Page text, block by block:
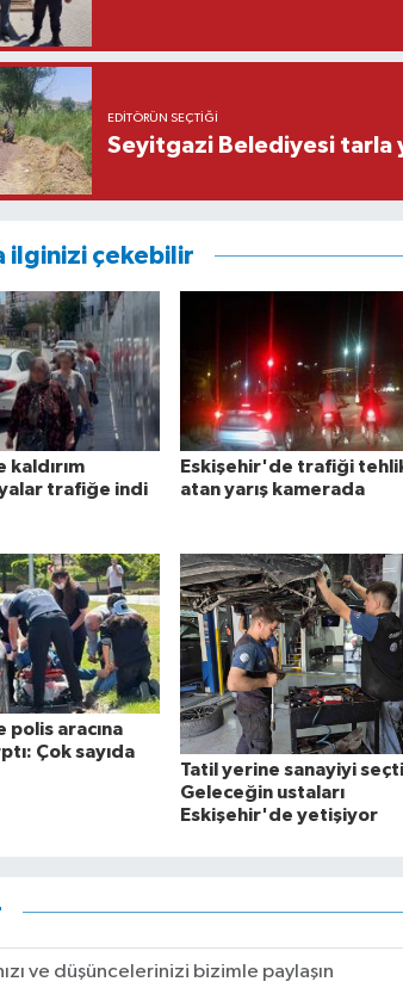
EDITÖRÜN SEÇTIĞI
Seyitgazi Belediyesi tarla
ilginizi çekebilir
kaldırım
trafiğe indi
Eskişehir'de trafiği
atan yarış kamerada
polis aracına
Çok sayıda
Tatil yerine sanayiyi
Geleceğin ustaları
Eskişehir'de yetişiyor